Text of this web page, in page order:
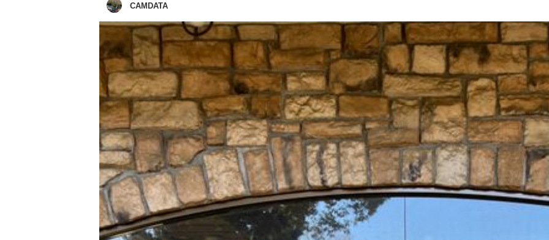
CAMDATA